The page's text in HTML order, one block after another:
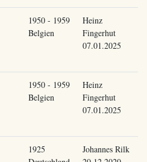
1950 - 1959
Belgien
Heinz
Fingerhut
07.01.2025
1950 - 1959
Belgien
Heinz
Fingerhut
07.01.2025
1925
Johannes Rilk